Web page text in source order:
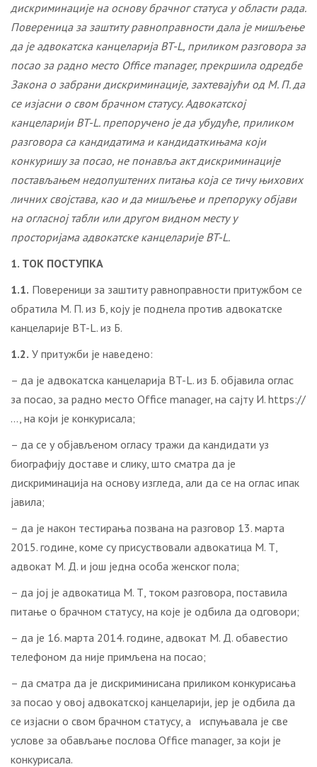
дискриминације на основу брачног статуса у области рада.
Повереница за заштиту равноправности дала је мишљење
да је адвокатска канцеларија BT-L, приликом разговора за
посао за радно место Office manager, прекршила одредбе
Закона о забрани дискриминације, захтевајући од М. П. да
се изјасни о свом брачном статусу. Адвокатској
канцеларији BT-L. препоручено је да убудуће, приликом
разговора са кандидатима и кандидаткињама који
конкуришу за посао, не понавља акт дискриминације
постављањем недопуштених питања која се тичу њихових
личних својстава, као и да мишљење и препоруку објави
на огласној табли или другом видном месту у
просторијама адвокатске канцеларије BT-L.
1. ТОК ПОСТУПКА
1.1. Повереници за заштиту равноправности притужбом се
обратила М. П. из Б, коју је поднела против адвокатске
канцеларије BT-L. из Б.
1.2. У притужби је наведено:
– да је адвокатска канцеларија BT-L. из Б. објавила оглас
за посао, за радно место Office manager, на сајту И. https://
…, на који је конкурисала;
– да се у објављеном огласу тражи да кандидати уз
биографију доставе и слику, што сматра да је
дискриминација на основу изгледа, али да се на оглас ипак
јавила;
– да је након тестирања позвана на разговор 13. марта
2015. године, коме су присуствовали адвокатица М. Т,
адвокат М. Д. и још једна особа женског пола;
– да јој је адвокатица М. Т, током разговора, поставила
питање о брачном статусу, на које је одбила да одговори;
– да је 16. марта 2014. године, адвокат М. Д. обавестио
телефоном да није примљена на посао;
– да сматра да је дискриминисана приликом конкурисања
за посао у овој адвокатској канцеларији, јер је одбила да
се изјасни о свом брачном статусу, а испуњавала је све
услове за обављање послова Office manager, за који је
конкурисала.